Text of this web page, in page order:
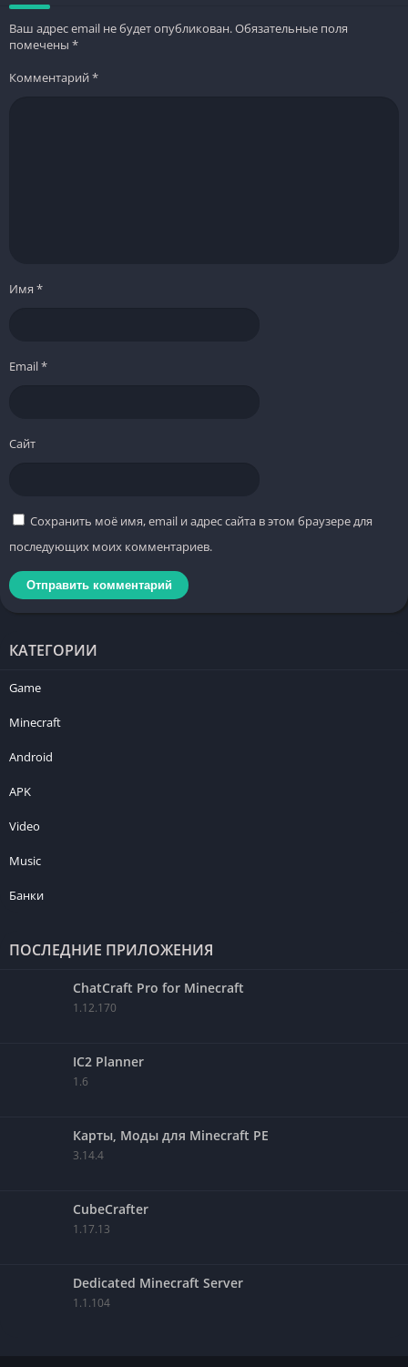
Ваш адрес email не будет опубликован.Обязательные поля
помечены *
Комментарий*
Имя *
Email*
Сайт
Сохранить моё имя, email и адрес сайта в этом браузере для
последующих моих комментариев.
КАТЕГОРИИ
Game
Minecraft
Android
APK
Video
Music
Банки
ПОСЛЕДНИЕ ПРИЛОЖЕНИЯ
ChatCraft Pro for Minecraft
1.12.170
IC2 Planner
1.6
Карты, Моды для Minecraft PE
3.14.4
CubeCrafter
1.17.13
Dedicated Minecraft Server
1.1.104